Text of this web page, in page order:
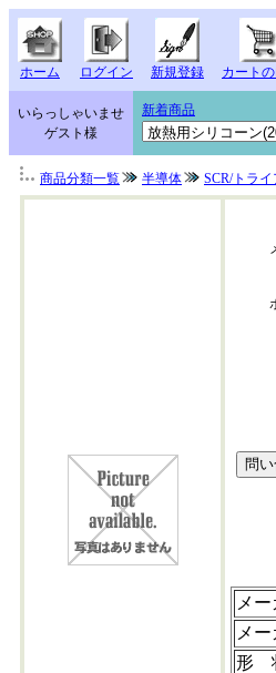
ホーム ログイン 新規登録 カート
いらっしゃいませ
ゲスト様
新着商品
商品分類一覧 半導体 SCR/トライ
メ
メ
形